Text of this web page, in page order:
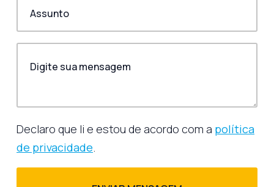
Declaro que li e estou de acordo com a política
de privacidade.